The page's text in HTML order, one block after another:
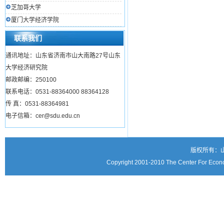
芝加哥大学
厦门大学经济学院
联系我们
通讯地址：山东省济南市山大南路27号山东
大学经济研究院
邮政邮编：250100
联系电话：0531-88364000 88364128
传 真：0531-88364981
电子信箱：cer@sdu.edu.cn
版权所有：
Copyright 2001-2010 The Center For